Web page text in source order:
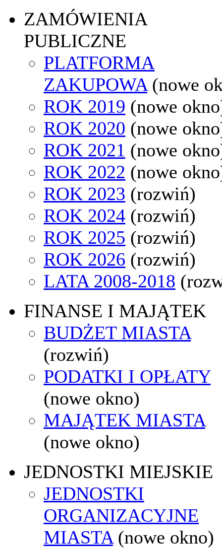
ZAMÓWIENIA
PUBLICZNE
PLATFORMA
ZAKUPOWA (nowe
ROK 2019 (nowe
ROK 2020 (nowe
ROK 2021 (nowe
ROK 2022 (nowe
ROK 2023 (rozwiń)
ROK 2024 (rozwiń)
ROK 2025 (rozwiń)
ROK 2026 (rozwiń)
LATA 2008-2018
FINANSE I MAJĄTEK
BUDŻET MIASTA
(rozwiń)
PODATKI I OPŁATY
(nowe okno)
MAJĄTEK MIASTA
(nowe okno)
JEDNOSTKI MIEJSKIE
JEDNOSTKI
ORGANIZACYJNE
MIASTA (nowe okno)